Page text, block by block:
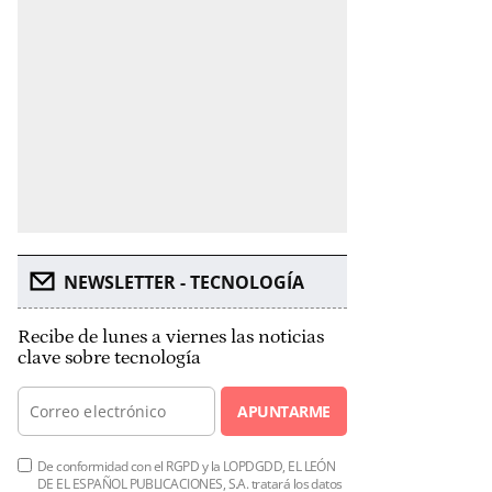
NEWSLETTER - TECNOLOGÍA
Recibe de lunes a viernes las noticias
clave sobre tecnología
APUNTARME
De conformidad con el RGPD y la LOPDGDD, EL LEÓN
DE EL ESPAÑOL PUBLICACIONES, S.A. tratará los datos